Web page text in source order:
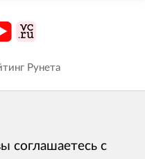
Рунета
соглашаетесь с